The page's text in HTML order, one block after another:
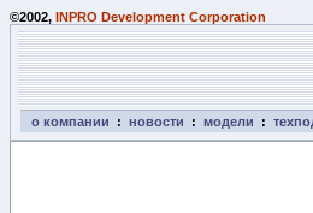
©2002, INPRO Development Corporation
о компании : новости : модели :